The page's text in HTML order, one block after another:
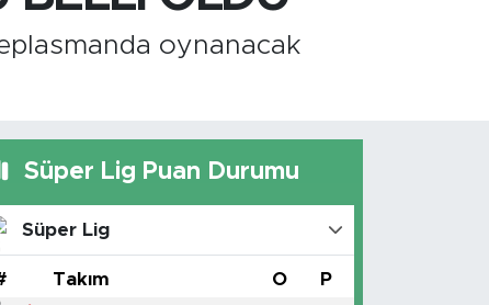
oynanacak
Süper Lig Puan Durumu
Süper Lig
Takım O P